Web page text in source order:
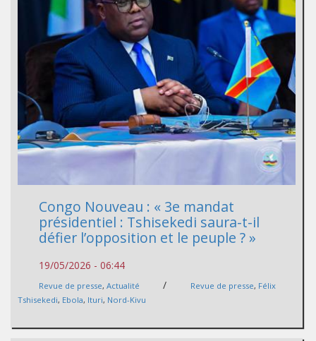
Congo Nouveau : « 3e mandat
présidentiel : Tshisekedi saura-t-il
défier l’opposition et le peuple ? »
19/05/2026 - 06:44
Revue de presse, Actualité / Revue de presse, Félix
Tshisekedi, Ebola, Ituri, Nord-Kivu